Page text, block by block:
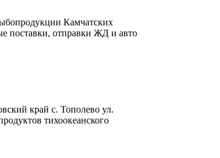
Камчатских
отправки ЖД и авто
край с. Тополево ул.
тихоокеанского